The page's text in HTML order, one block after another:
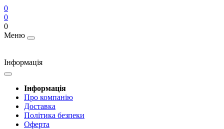
0
0
0
Меню
Інформація
Інформація
Про компанію
Доставка
Політика безпеки
Оферта